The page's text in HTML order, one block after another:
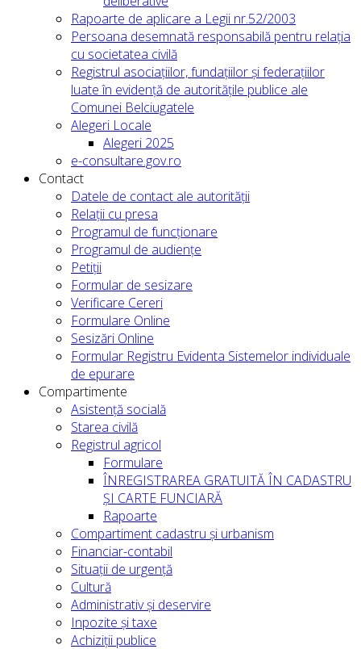
Rapoarte de aplicare a Legii nr.52/2003
Persoana desemnată responsabilă pentru relația
cu societatea civilă
Registrul asociațiilor, fundațiilor și federațiilor
luate în evidență de autoritățile publice ale
Comunei Belciugatele
Alegeri Locale
Alegeri 2025
e-consultare.gov.ro
Contact
Datele de contact ale autorității
Relații cu presa
Programul de funcționare
Programul de audiențe
Petiții
Formular de sesizare
Verificare Cereri
Formulare Online
Sesizări Online
Formular Registru Evidenta Sistemelor individuale
de epurare
Compartimente
Asistență socială
Starea civilă
Registrul agricol
Formulare
ÎNREGISTRAREA GRATUITĂ ÎN CADASTRU
ȘI CARTE FUNCIARĂ
Rapoarte
Compartiment cadastru și urbanism
Financiar-contabil
Situații de urgență
Cultură
Administrativ și deservire
Inpozite și taxe
Achiziții publice